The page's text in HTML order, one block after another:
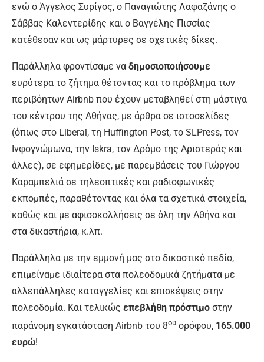
ενώ ο Άγγελος Συρίγος, ο Παναγιώτης Λαφαζάνης ο
Σάββας Καλεντερίδης και ο Βαγγέλης Πισσίας
κατέθεσαν και ως μάρτυρες σε σχετικές δίκες.
Παράλληλα φροντίσαμε να δημοσιοποιήσουμε
ευρύτερα το ζήτημα θέτοντας και το πρόβλημα των
περιβόητων Airbnb που έχουν μεταβληθεί στη μάστιγα
του κέντρου της Αθήνας, με άρθρα σε ιστοσελίδες
(όπως στο Liberal, τη Huffington Post, τo SLPress, τον
Ινφογνώμωνα, την Iskra, τον Δρόμο της Αριστεράς και
άλλες), σε εφημερίδες, με παρεμβάσεις του Γιώργου
Καραμπελιά σε τηλεοπτικές και ραδιοφωνικές
εκπομπές, παραθέτοντας και όλα τα σχετικά στοιχεία,
καθώς και με αφισοκολλήσεις σε όλη την Αθήνα και
στα δικαστήρια, κ.λπ.
Παράλληλα με την εμμονή μας στο δικαστικό πεδίο,
επιμείναμε ιδιαίτερα στα πολεοδομικά ζητήματα με
αλλεπάλληλες καταγγελίες και επισκέψεις στην
πολεοδομία. Και τελικώς επεβλήθη πρόστιμο στην
παράνομη εγκατάσταση Airbnb του 8ου ορόφου, 165.000
ευρώ!